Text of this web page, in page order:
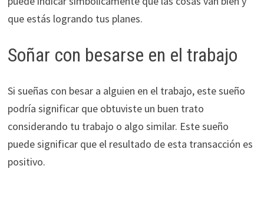
que estás logrando tus planes.
Soñar con besarse en el trabajo
Si sueñas con besar a alguien en el trabajo, este sueño
podría significar que obtuviste un buen trato
considerando tu trabajo o algo similar. Este sueño
puede significar que el resultado de esta transacción es
positivo.